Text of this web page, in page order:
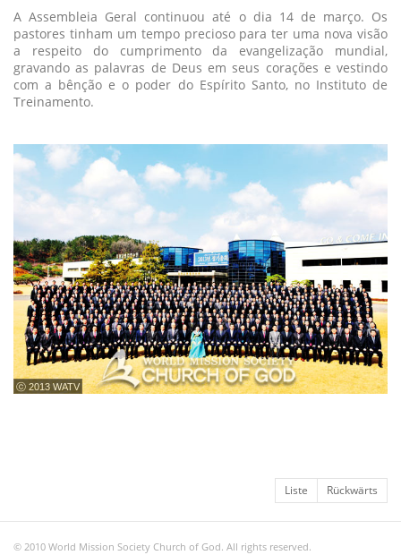
A Assembleia Geral continuou até o dia 14 de março. Os
pastores tinham um tempo precioso para ter uma nova visão
a respeito do cumprimento da evangelização mundial,
gravando as palavras de Deus em seus corações e vestindo
com a bênção e o poder do Espírito Santo, no Instituto de
Treinamento.
ⓒ 2013 WATV
Liste Rückwärts
© 2010 World Mission Society Church of God. All rights reserved.